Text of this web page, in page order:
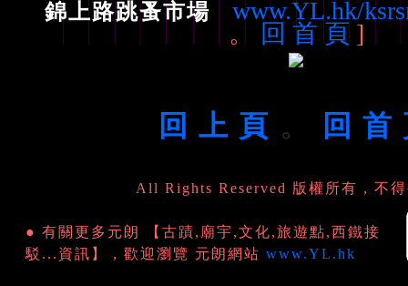
錦上路跳蚤市場 www.YL.hk/
。
回 首 頁 ]
回 上 頁 。 回 首
All Rights Reserved 版權所有，不
● 有關更多元朗 【古蹟,廟宇,文化,旅遊點,西鐵接
駁...資訊】，歡迎瀏覽 元朗網站 www.YL.hk